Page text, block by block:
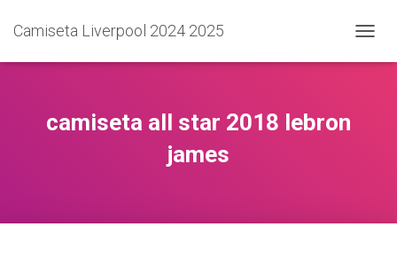
Camiseta Liverpool 2024 2025
MODO
camiseta all star 2018 lebron
james